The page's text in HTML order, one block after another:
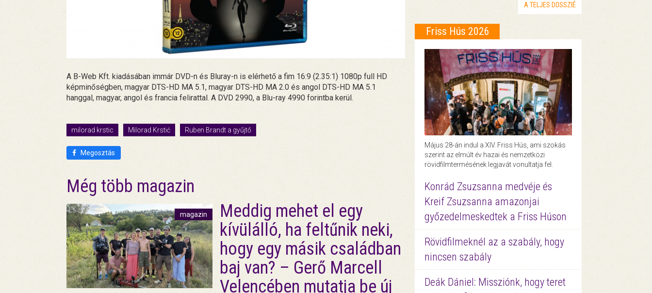
A B-Web Kft. kiadásában immár DVD-n és Bluray-n is elérhető a fim 16:9 (2.35:1) 1080p full HD
képminőségben, magyar DTS-HD MA 5.1, magyar DTS-HD MA 2.0 és angol DTS-HD MA 5.1
hanggal, magyar, angol és francia felirattal. A DVD 2990, a Blu-ray 4990 forintba kerül.
milorad krstic Milorad Krstić Ruben Brandt a gyűjtő
Megosztás
Még több magazin
magazin
Meddig mehet el egy
kívülálló, ha feltűnik neki,
hogy egy másik családban
baj van? – Gerő Marcell
Velencében mutatja be új
A TELJES DOSSZIÉ
Friss Hús 2026
Május 28-án indul a XIV. Friss Hús, ami szokás
szerint az elmúlt év hazai és nemzetközi
rövidfilmtermésének legjavát vonultatja fel.
Konrád Zsuzsanna medvéje és
Kreif Zsuzsanna amazonjai
győzedelmeskedtek a Friss Húson
Rövidfilmeknél az a szabály, hogy
nincsen szabály
Deák Dániel: Missziónk, hogy teret